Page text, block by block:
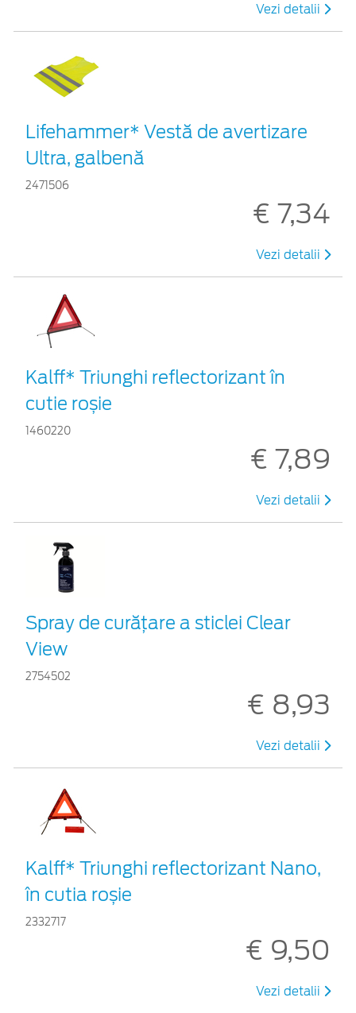
Vezi detalii
Lifehammer* Vestă de avertizare
Ultra, galbenă
2471506
€ 7,34
Vezi detalii
Kalff* Triunghi reflectorizant în
cutie roșie
1460220
€ 7,89
Vezi detalii
Spray de curățare a sticlei Clear
View
2754502
€ 8,93
Vezi detalii
Kalff* Triunghi reflectorizant Nano,
în cutia roșie
2332717
€ 9,50
Vezi detalii